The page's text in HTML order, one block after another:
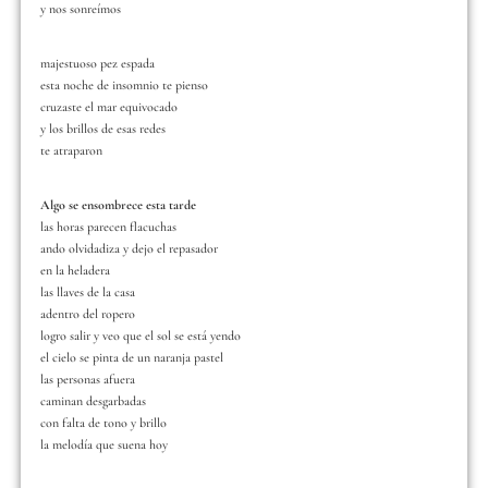
y nos sonreímos
majestuoso pez espada
esta noche de insomnio te pienso
cruzaste el mar equivocado
y los brillos de esas redes
te atraparon
Algo se ensombrece esta tarde
las horas parecen flacuchas
ando olvidadiza y dejo el repasador
en la heladera
las llaves de la casa
adentro del ropero
logro salir y veo que el sol se está yendo
el cielo se pinta de un naranja pastel
las personas afuera
caminan desgarbadas
con falta de tono y brillo
la melodía que suena hoy